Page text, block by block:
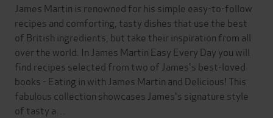
James Martin is renowned for his simple easy-to-follow
recipes and comforting, tasty dishes that use the best
of British ingredients, but take their inspiration from all
over the world. In James Martin Easy Every Day you will
find recipes selected from two of James's best-loved
books - Eating in with James Martin and Delicious! This
fabulous collection showcases James's signature style
of tasty a…